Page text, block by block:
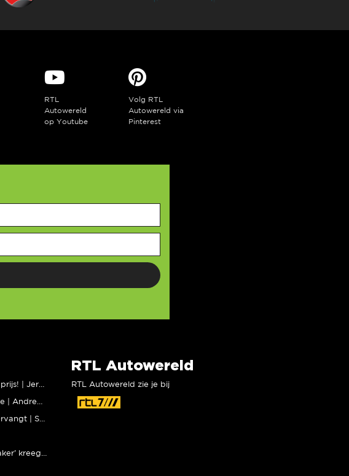
RTL
Autowereld
op Youtube
Volg RTL
Autowereld via
Pinterest
RTL Autowereld
RTL Autowereld zie je bij